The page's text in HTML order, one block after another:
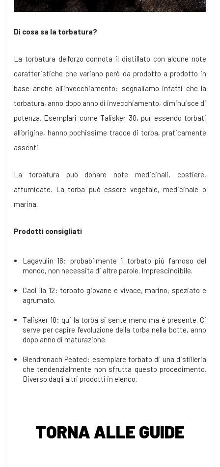
Di cosa sa la torbatura?
La torbatura dell’orzo connota il distillato con alcune note
caratteristiche che variano però da prodotto a prodotto in
base anche all’invecchiamento: segnaliamo infatti che la
torbatura, anno dopo anno di invecchiamento, diminuisce di
potenza. Esemplari come Talisker 30, pur essendo torbati
all’origine, hanno pochissime tracce di torba, praticamente
assenti.
La torbatura può donare note medicinali, costiere,
affumicate. La torba può essere vegetale, medicinale o
marina.
Prodotti consigliati
Lagavulin 16: probabilmente il torbato più famoso del
mondo, non necessita di altre parole. Imprescindibile.
Caol Ila 12: torbato giovane e vivace, marino, speziato e
agrumato.
Talisker 18: qui la torba si sente meno ma è presente. Ci
serve per capire l’evoluzione della torba nella botte, anno
dopo anno di maturazione.
Glendronach Peated: esemplare torbato di una distilleria
che tendenzialmente non sfrutta questo procedimento.
Diverso dagli altri prodotti in elenco.
TORNA ALLE GUIDE